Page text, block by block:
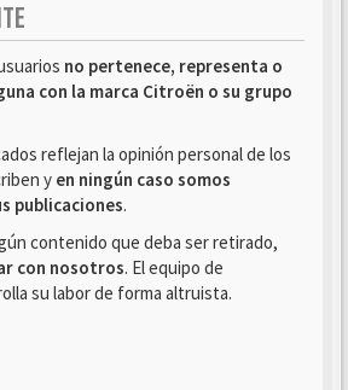
no pertenece, representa o
con la marca Citroën o su grupo
reflejan la opinión personal de los
y en ningún caso somos
publicaciones.
contenido que deba ser retirado,
con nosotros. El equipo de
su labor de forma altruista.